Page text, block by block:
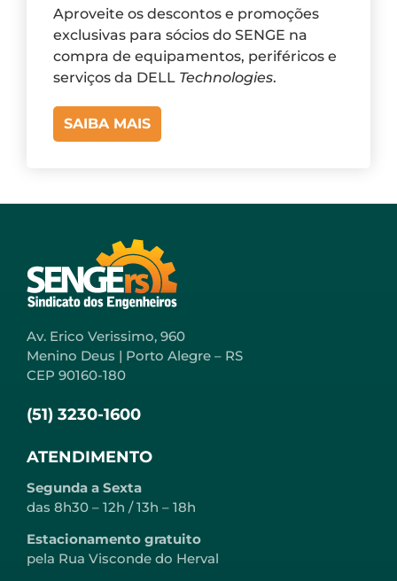
Aproveite os descontos e promoções
exclusivas para sócios do SENGE na
compra de equipamentos, periféricos e
serviços da DELL Technologies.
SAIBA MAIS
Av. Erico Verissimo, 960
Menino Deus | Porto Alegre – RS
CEP 90160-180
(51) 3230-1600
ATENDIMENTO
Segunda a Sexta
das 8h30 – 12h / 13h – 18h
Estacionamento gratuito
pela Rua Visconde do Herval